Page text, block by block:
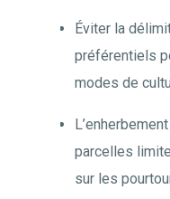
Éviter la
préférentiels
modes de
parcelles
sur les